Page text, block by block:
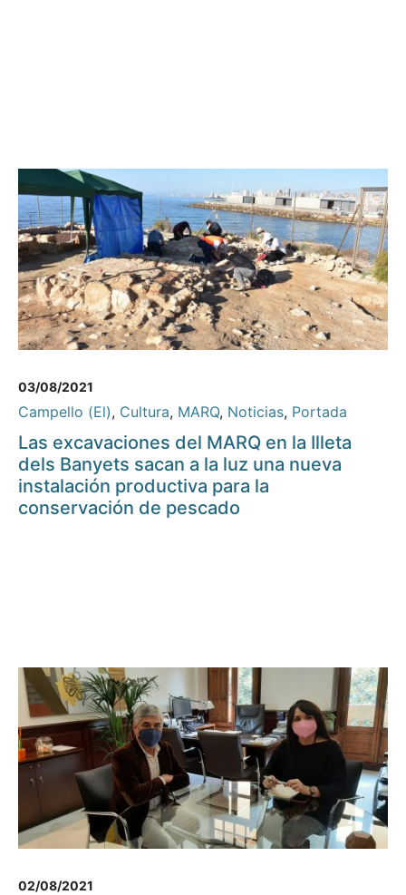
03/08/2021
Campello (El), Cultura, MARQ, Noticias, Portada
Las excavaciones del MARQ en la Illeta
dels Banyets sacan a la luz una nueva
instalación productiva para la
conservación de pescado
02/08/2021